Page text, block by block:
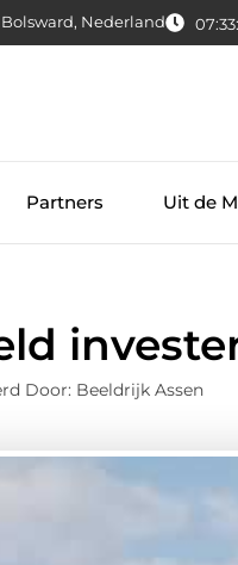
Nederland
Partners Uit de
Door: Beeldrijk Assen